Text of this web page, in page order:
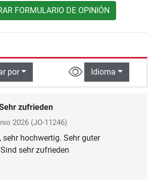
FORMULARIO DE OPINIÓN
por Idioma
zufrieden
2026 (JO-11246)
sehr hochwertig. Sehr guter
sehr zufrieden